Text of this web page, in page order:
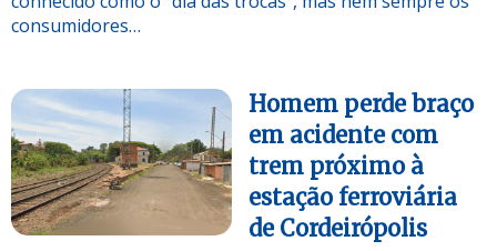
consumidores…
Homem perde braço
em acidente com
trem próximo à
estação ferroviária
de Cordeirópolis